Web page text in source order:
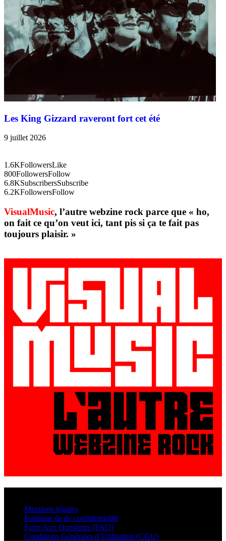
Les King Gizzard raveront fort cet été
9 juillet 2026
1.6KFollowersLike
800FollowersFollow
6.8KSubscribersSubscribe
6.2KFollowersFollow
VisualMusic, l’autre webzine rock parce que « ho,
on fait ce qu’on veut ici, tant pis si ça te fait pas
toujours plaisir. »
Mentions légales
Politique de de confidentialité
Foire Aux Questions (FAQ)
Conditions Générales d’Utilisation (CGU)